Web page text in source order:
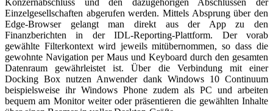
Konzernabschluss und den dazugehörigen Abschlüssen der
Einzelgesellschaften abgerufen werden. Mittels Absprung über den
Edge-Browser gelangt man direkt aus der App zu den
Finanzberichten in der IDL-Reporting-Plattform. Der vorab
gewählte Filterkontext wird jeweils mitübernommen, so dass die
gewohnte Navigation per Maus und Keyboard durch den gesamten
Datenraum gewährleistet ist. Über die Verbindung mit einer
Docking Box nutzen Anwender dank Windows 10 Continuum
beispielsweise ihr Windows Phone zudem als PC und arbeiten
bequem am Monitor weiter oder präsentieren die gewählten Inhalte